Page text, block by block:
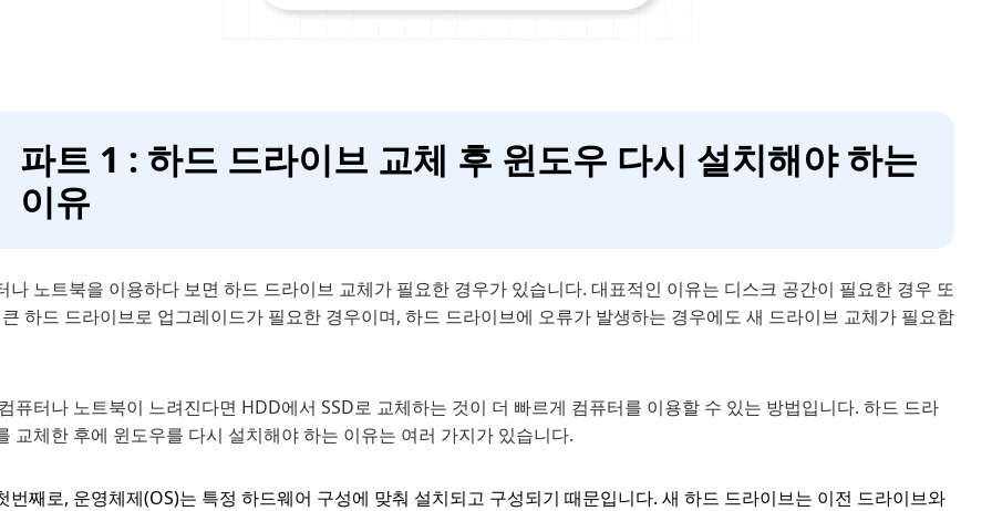
파트 1 : 하드 드라이브 교체 후 윈도우 다시 설치해야 하는
이유
나 노트북을 이용하다 보면 하드 드라이브 교체가 필요한 경우가 있습니다. 대표적인 이유는 디스크 공간이 필요한 경우 또
하드 드라이브로 업그레이드가 필요한 경우이며, 하드 드라이브에 오류가 발생하는 경우에도 새 드라이브 교체가 필요합
퓨터나 노트북이 느려진다면 HDD에서 SSD로 교체하는 것이 더 빠르게 컴퓨터를 이용할 수 있는 방법입니다. 하드 드라
교체한 후에 윈도우를 다시 설치해야 하는 이유는 여러 가지가 있습니다.
번째로, 운영체제(OS)는 특정 하드웨어 구성에 맞춰 설치되고 구성되기 때문입니다. 새 하드 드라이브는 이전 드라이브와